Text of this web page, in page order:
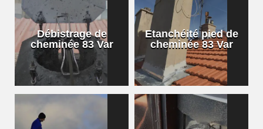
Débistrage de
cheminée 83 Var
Etanchéité pied de
cheminée 83 Var